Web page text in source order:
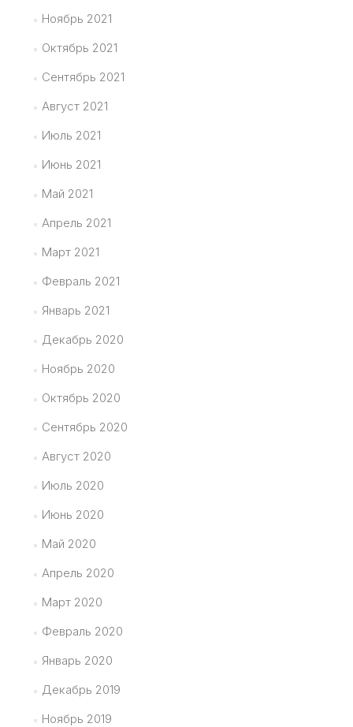
Ноябрь 2021
Октябрь 2021
Сентябрь 2021
Август 2021
Июль 2021
Июнь 2021
Май 2021
Апрель 2021
Март 2021
Февраль 2021
Январь 2021
Декабрь 2020
Ноябрь 2020
Октябрь 2020
Сентябрь 2020
Август 2020
Июль 2020
Июнь 2020
Май 2020
Апрель 2020
Март 2020
Февраль 2020
Январь 2020
Декабрь 2019
Ноябрь 2019